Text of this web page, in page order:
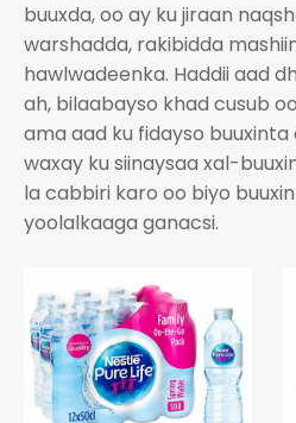
buuxda, oo ay ku jiraan
warshadda, rakibidda
hawlwadeenka. Haddii aad
ah, bilaabayso khad cusub
ama aad ku fidayso buuxinta
waxay ku siinaysaa xal-
la cabbiri karo oo biyo
yoolalkaaga ganacsi.